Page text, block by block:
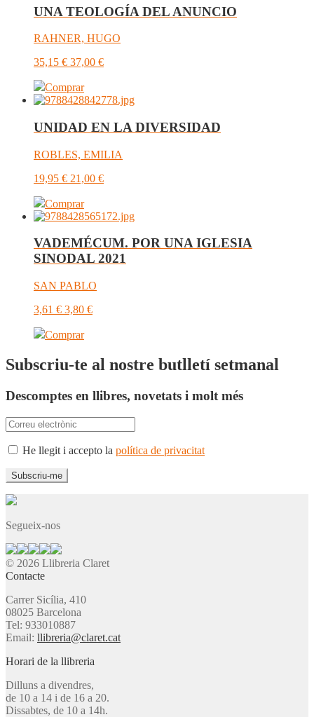
UNA TEOLOGÍA DEL ANUNCIO
RAHNER, HUGO
35,15 € 37,00 €
Comprar
UNIDAD EN LA DIVERSIDAD
ROBLES, EMILIA
19,95 € 21,00 €
Comprar
VADEMÉCUM. POR UNA IGLESIA
SINODAL 2021
SAN PABLO
3,61 € 3,80 €
Comprar
Subscriu-te al nostre butlletí setmanal
Descomptes en llibres, novetats i molt més
He llegit i accepto la política de privacitat
Segueix-nos
© 2026 Llibreria Claret
Contacte
Carrer Sicília, 410
08025 Barcelona
Tel: 933010887
Email: llibreria@claret.cat
Horari de la llibreria
Dilluns a divendres,
de 10 a 14 i de 16 a 20.
Dissabtes, de 10 a 14h.